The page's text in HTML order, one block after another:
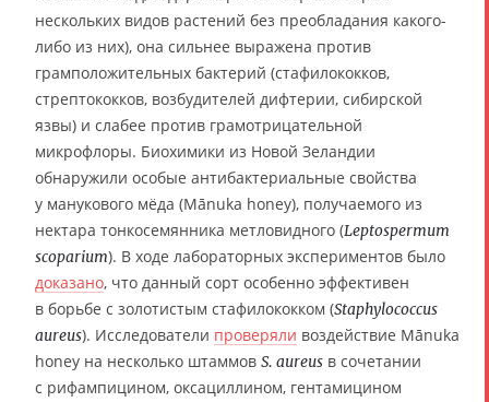
нескольких видов растений без преобладания какого-
либо из них), она сильнее выражена против
грамположительных бактерий (стафилококков,
стрептококков, возбудителей дифтерии, сибирской
язвы) и слабее против грамотрицательной
микрофлоры. Биохимики из Новой Зеландии
обнаружили особые антибактериальные свойства
у манукового мёда (Mānuka honey), получаемого из
нектара тонкосемянника метловидного (Leptospermum
scoparium). В ходе лабораторных экспериментов было
доказано, что данный сорт особенно эффективен
в борьбе с золотистым стафилококком (Staphylococcus
aureus). Исследователи проверяли воздействие Mānuka
honey на несколько штаммов S. aureus в сочетании
с рифампицином, оксациллином, гентамицином